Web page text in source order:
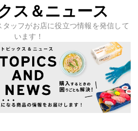
ス＆ニュース
ッフがお店に役立つ情報を発信して
います！